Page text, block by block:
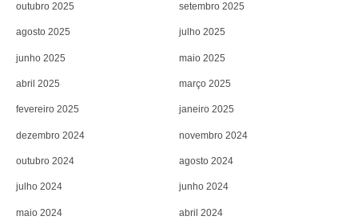
outubro 2025 setembro 2025
agosto 2025 julho 2025
junho 2025 maio 2025
abril 2025 março 2025
fevereiro 2025 janeiro 2025
dezembro 2024 novembro 2024
outubro 2024 agosto 2024
julho 2024 junho 2024
maio 2024 abril 2024